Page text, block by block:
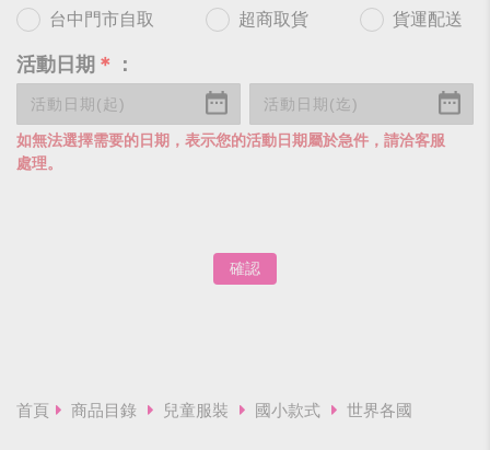
台中門市自取 超商取貨 貨運配送
活動日期 ＊ ：
如無法選擇需要的日期，表示您的活動日期屬於急件，請洽客服
處理。
確認
首頁 商品目錄 兒童服裝 國小款式 世界各國